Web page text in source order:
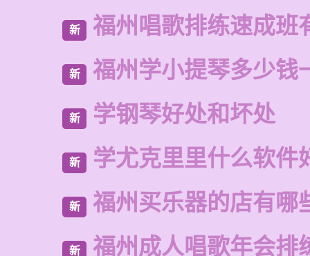
新 福州唱歌排练速成班
新 福州学小提琴多少钱
新 学钢琴好处和坏处
新 学尤克里里什么软件
新 福州买乐器的店有哪
新 福州成人唱歌年会排